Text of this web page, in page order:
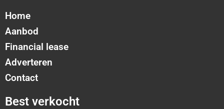
Home
Aanbod
Financial lease
Adverteren
Contact
Best verkocht